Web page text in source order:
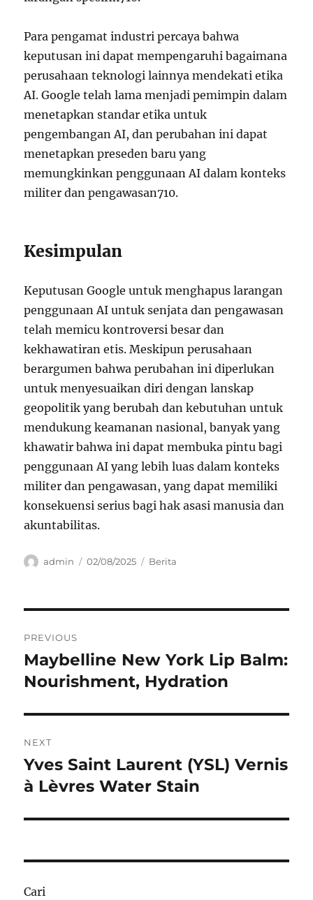
Para pengamat industri percaya bahwa
keputusan ini dapat mempengaruhi bagaimana
perusahaan teknologi lainnya mendekati etika
AI. Google telah lama menjadi pemimpin dalam
menetapkan standar etika untuk
pengembangan AI, dan perubahan ini dapat
menetapkan preseden baru yang
memungkinkan penggunaan AI dalam konteks
militer dan pengawasan710.
Kesimpulan
Keputusan Google untuk menghapus larangan
penggunaan AI untuk senjata dan pengawasan
telah memicu kontroversi besar dan
kekhawatiran etis. Meskipun perusahaan
berargumen bahwa perubahan ini diperlukan
untuk menyesuaikan diri dengan lanskap
geopolitik yang berubah dan kebutuhan untuk
mendukung keamanan nasional, banyak yang
khawatir bahwa ini dapat membuka pintu bagi
penggunaan AI yang lebih luas dalam konteks
militer dan pengawasan, yang dapat memiliki
konsekuensi serius bagi hak asasi manusia dan
akuntabilitas.
Author
admin
Posted
02/08/2025 Categories
Berita
pos
PREVIOUS
Previous
post:
Maybelline New York Lip Balm:
Nourishment, Hydration
NEXT
Next
post:
Yves Saint Laurent (YSL) Vernis
à Lèvres Water Stain
Cari